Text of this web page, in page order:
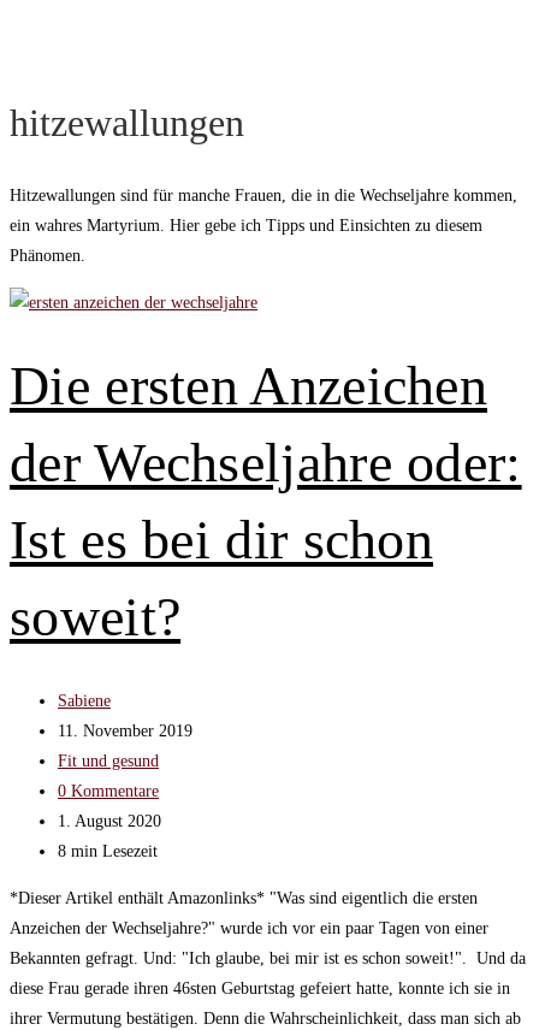
hitzewallungen
Hitzewallungen sind für manche Frauen, die in die Wechseljahre kommen,
ein wahres Martyrium. Hier gebe ich Tipps und Einsichten zu diesem
Phänomen.
Die ersten Anzeichen
der Wechseljahre oder:
Ist es bei dir schon
soweit?
Beitrags-
Autor:
Sabiene
Beitrag
veröffentlicht:
11. November 2019
Beitrags-
Kategorie:
Fit und gesund
Beitrags-
Kommentare:
0 Kommentare
Beitrag
zuletzt
1. August 2020
Lesedauer:
8 min Lesezeit
*Dieser Artikel enthält Amazonlinks* "Was sind eigentlich die ersten
Anzeichen der Wechseljahre?" wurde ich vor ein paar Tagen von einer
Bekannten gefragt. Und: "Ich glaube, bei mir ist es schon soweit!". Und da
diese Frau gerade ihren 46sten Geburtstag gefeiert hatte, konnte ich sie in
ihrer Vermutung bestätigen. Denn die Wahrscheinlichkeit, dass man sich ab